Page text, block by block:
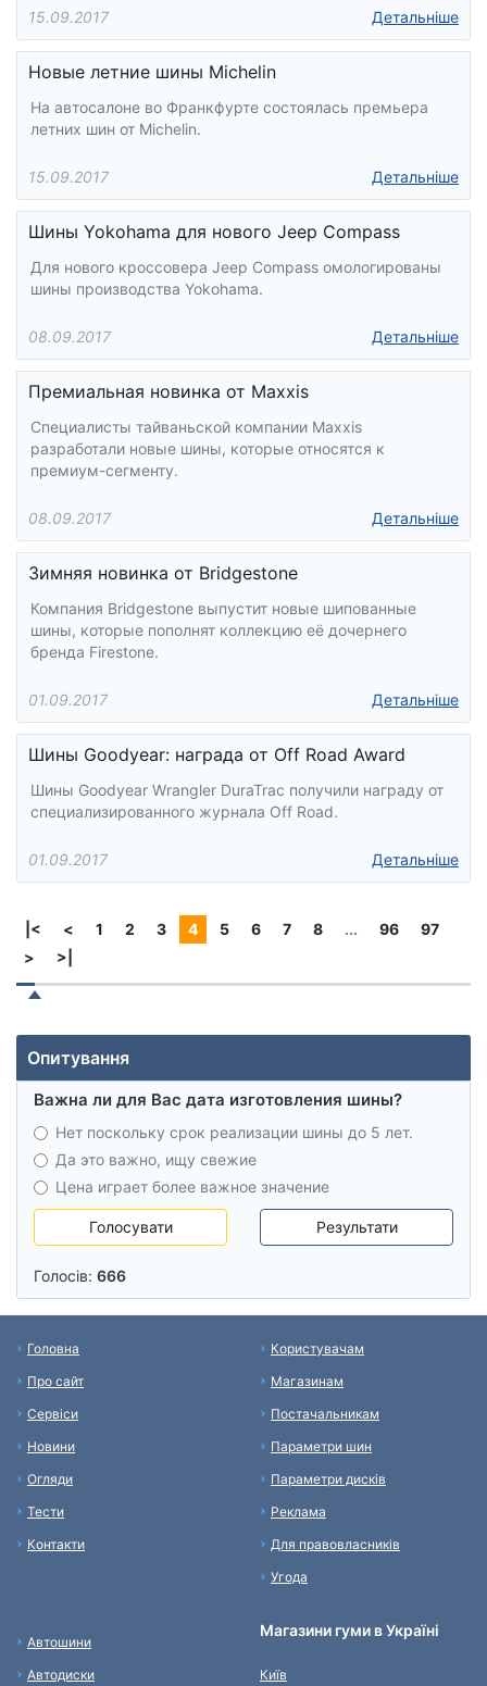
15.09.2017 Детальніше
Новые летние шины Michelin
На автосалоне во Франкфурте состоялась премьера
летних шин от Michelin.
15.09.2017 Детальніше
Шины Yokohama для нового Jeep Compass
Для нового кроссовера Jeep Compass омологированы
шины производства Yokohama.
08.09.2017 Детальніше
Премиальная новинка от Maxxis
Специалисты тайваньской компании Maxxis
разработали новые шины, которые относятся к
премиум-сегменту.
08.09.2017 Детальніше
Зимняя новинка от Bridgestone
Компания Bridgestone выпустит новые шипованные
шины, которые пополнят коллекцию её дочернего
бренда Firestone.
01.09.2017 Детальніше
Шины Goodyear: награда от Off Road Award
Шины Goodyear Wrangler DuraTrac получили награду от
специализированного журнала Off Road.
01.09.2017 Детальніше
|< < 1 2 3 4 5 6 7 8 ... 96
97
>
>|
Опитування
Важна ли для Вас дата изготовления шины?
Нет поскольку срок реализации шины до 5 лет.
Да это важно, ищу свежие
Цена играет более важное значение
Голосувати Результати
Голосів: 666
Головна
Про сайт
Сервіси
Новини
Огляди
Тести
Контакти
Користувачам
Магазинам
Постачальникам
Параметри шин
Параметри дисків
Реклама
Для правовласників
Угода
Автошини
Автодиски
Магазини гуми в Україні
Київ